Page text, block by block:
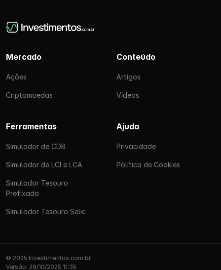
Mercado
Ações
Criptomoedas
Conteúdo
Artigos
Vídeos
Ferramentas
Simulador de CDB
Simulador de LCI e LCA
Simulador Tesouro
Prefixado
Simulador Tesouro Selic
Ajuda
Privacidade
Política de Cookies
© 2025 Investimentos.com.br
Versão: 29/10/2025 11:35